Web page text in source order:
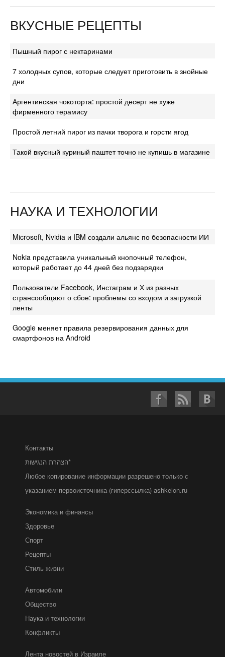
ВКУСНЫЕ РЕЦЕПТЫ
Пышный пирог с нектаринами
7 холодных супов, которые следует приготовить в знойные
дни
Аргентинская чокоторта: простой десерт не хуже
фирменного терамису
Простой летний пирог из пачки творога и горсти ягод
Такой вкусный куриный паштет точно не купишь в магазине
НАУКА И ТЕХНОЛОГИИ
Microsoft, Nvidia и IBM создали альянс по безопасности ИИ
Nokia представила уникальный кнопочный телефон,
который работает до 44 дней без подзарядки
Пользователи Facebook, Инстаграм и Х из разных
странсообщают о сбое: проблемы со входом и загрузкой
ленты
Google меняет правила резервирования данных для
смартфонов на Android
Контакты
הצהרת הנגישות*
Любое копирование информации разрешено только с
указанием первоисточника (гиперссылка) ashkelon.ru
Экономика и финансы
Здоровье
Спорт
Рецепты
Стиль жизни
Автомобили
Общество
Наука и технологии
Конфликты
Лента новостей в Израиле